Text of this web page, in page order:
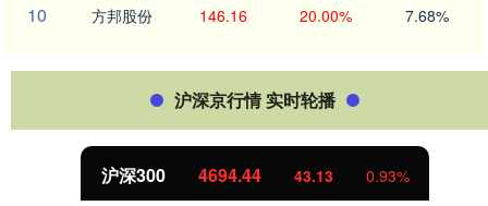
10 方邦股份 146.16 20.00% 7.68%
沪深京行情 实时轮播
沪深300 4694.44 43.13 0.93%